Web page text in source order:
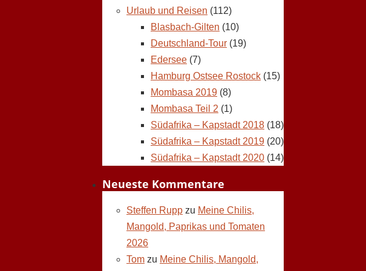
Urlaub und Reisen (112)
Blasbach-Gilten (10)
Deutschland-Tour (19)
Edersee (7)
Hamburg Ostsee Rostock (15)
Mombasa 2019 (8)
Mombasa Teil 2 (1)
Südafrika – Kapstadt 2018 (18)
Südafrika – Kapstadt 2019 (20)
Südafrika – Kapstadt 2020 (14)
Neueste Kommentare
Steffen Rupp zu Meine Chilis,
Mangold, Paprikas und Tomaten
2026
Tom zu Meine Chilis, Mangold,